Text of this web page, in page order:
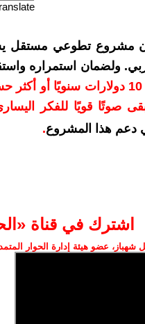
مشروع تطوعي مستقل
ولضمان استمراره
بدعمكم بمبلغ 10 دولارات
صوتًا قويًا للفكر
دعم هذا المشروع.
اشترك في قناة
شهباز، عضو هيئة إدارة الحوار